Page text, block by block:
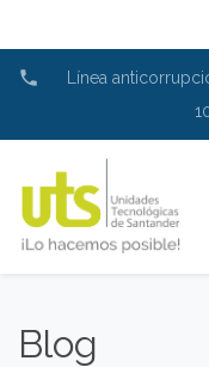
phone
Línea
Blog